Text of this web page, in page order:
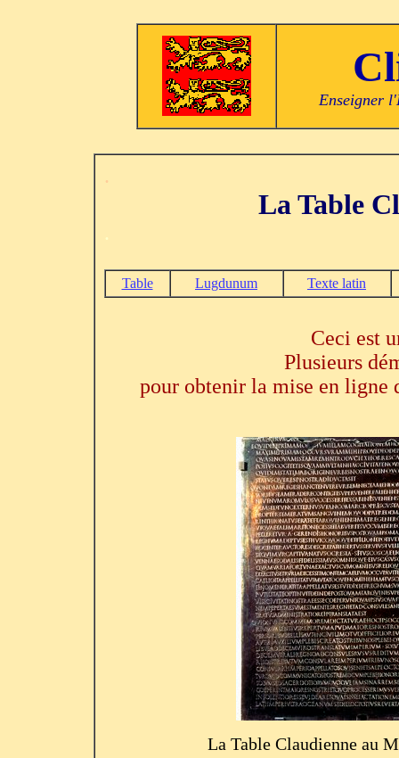
Enseigner
.
La Table
.
Table Lugdunum Texte latin
Ceci est
Plusieurs
pour obtenir la mise en ligne
La Table Claudienne au